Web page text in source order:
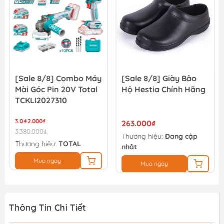
[Sale 8/8] Combo Máy
Mài Góc Pin 20V Total
TCKLI2027310
3.042.000₫
3.380.000₫
Thương hiệu:TOTAL
Mua ngay
[Sale 8/8] Giày Bảo
Hộ Hestia Chính Hãng
263.000₫
Thương hiệu:Đang cập
nhật
Mua ngay
Thông Tin Chi Tiết